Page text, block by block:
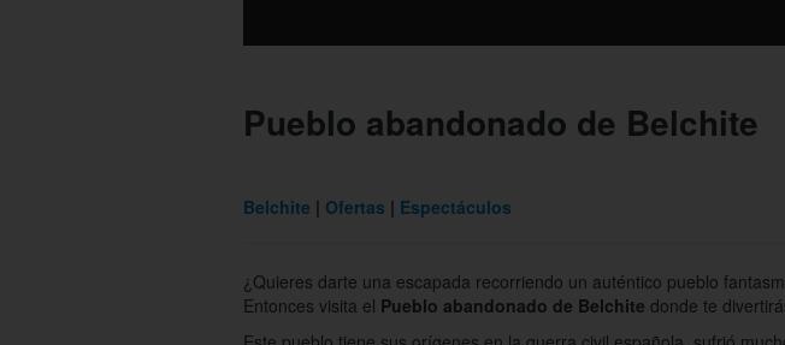
Pueblo abandonado de Belchite
Belchite
Ofertas Espectáculos
¿Quieres darte una escapada recorriendo un auténtico pueblo
Entonces visita el Pueblo abandonado de Belchite donde te